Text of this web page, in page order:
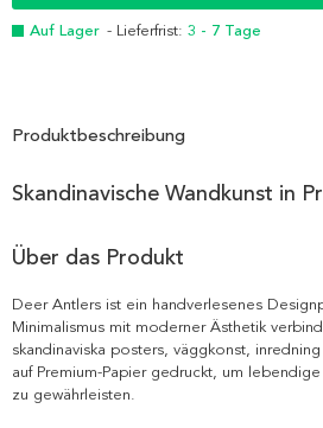
Auf Lager - Lieferfrist: 3 - 7 Tage
Produktbeschreibung
Skandinavische Wandkunst in
Über das Produkt
Deer Antlers ist ein handverlesenes
Minimalismus mit moderner Ästhetik
skandinaviska posters, väggkonst,
auf Premium-Papier gedruckt, um
zu gewährleisten.